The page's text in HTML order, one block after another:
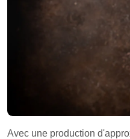
Avec une production